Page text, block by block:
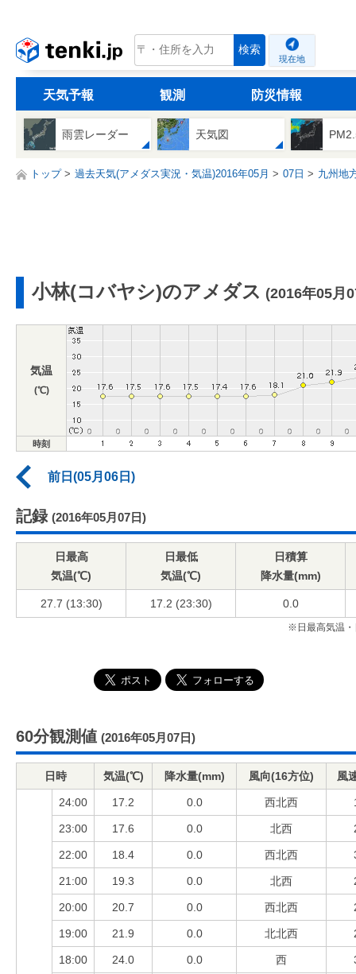
tenki.jp 検索
現在地
天気予報 観測 防災情報
雨雲レーダー 天気図
トップ 過去天気(アメダス実況・気温)2016年05月 07日 九州地
小林(コバヤシ)のアメダス (2016年05月
気温
(℃)
時刻
前日(05月06日)
記録 (2016年05月07日)
日最高
気温(℃)
日最低
気温(℃)
日積算
降水量(mm)
27.7 (13:30) 17.2 (23:30) 0.0
※日最高気温・
60分観測値 (2016年05月07日)
日時 気温(℃) 降水量(mm) 風向(16方位) 風
24:00 17.2 0.0 西北西
23:00 17.6 0.0 北西
22:00 18.4 0.0 西北西
21:00 19.3 0.0 北西
20:00 20.7 0.0 西北西
19:00 21.9 0.0 北北西
18:00 24.0 0.0 西